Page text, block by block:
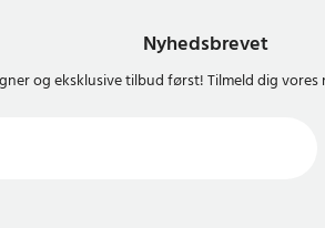
Nyhedsbrevet
og eksklusive tilbud først! Tilmeld dig